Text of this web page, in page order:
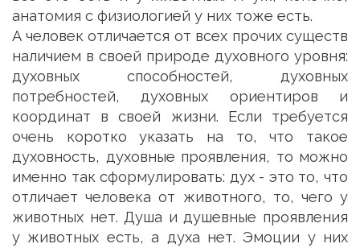
анатомия с физиологией у них тоже есть.
А человек отличается от всех прочих существ
наличием в своей природе духовного уровня:
духовных способностей, духовных
потребностей, духовных ориентиров и
координат в своей жизни. Если требуется
очень коротко указать на то, что такое
духовность, духовные проявления, то можно
именно так сформулировать: дух - это то, что
отличает человека от животного, то, чего у
животных нет. Душа и душевные проявления
у животных есть, а духа нет. Эмоции у них